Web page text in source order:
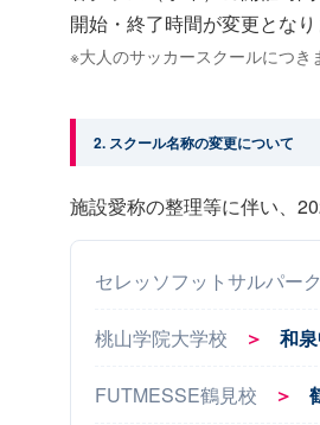
開始・終了時間が変更となり
※大人のサッカースクールにつき
2. スクール名称の変更について
施設愛称の整理等に伴い、
セレッソフットサルパー
桃山学院大学校 ＞ 和
FUTMESSE鶴見校 ＞